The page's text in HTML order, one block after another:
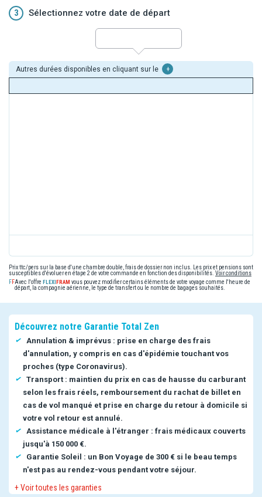
3 Sélectionnez votre date de départ
Autres durées disponibles en cliquant sur le +
Prix ttc/pers sur la base d'une chambre double, frais de dossier non inclus. Les prix et pensions sont
susceptibles d'évoluer en étape 2 de votre commande en fonction des disponibilités. Voir conditions
Avec l'offre
vous pouvez modifier certains éléments de votre voyage comme l'heure de
départ, la compagnie aérienne, le type de transfert ou le nombre de bagages souhaités.
Découvrez notre Garantie Total Zen
Annulation & imprévus : prise en charge des frais
d'annulation, y compris en cas d'épidémie touchant vos
proches (type Coronavirus).
Transport : maintien du prix en cas de hausse du carburant
selon les frais réels, remboursement du rachat de billet en
cas de vol manqué et prise en charge du retour à domicile si
votre vol retour est annulé.
Assistance médicale à l'étranger : frais médicaux couverts
jusqu'à 150 000 €.
Garantie Soleil : un Bon Voyage de 300 € si le beau temps
n'est pas au rendez-vous pendant votre séjour.
+ Voir toutes les garanties